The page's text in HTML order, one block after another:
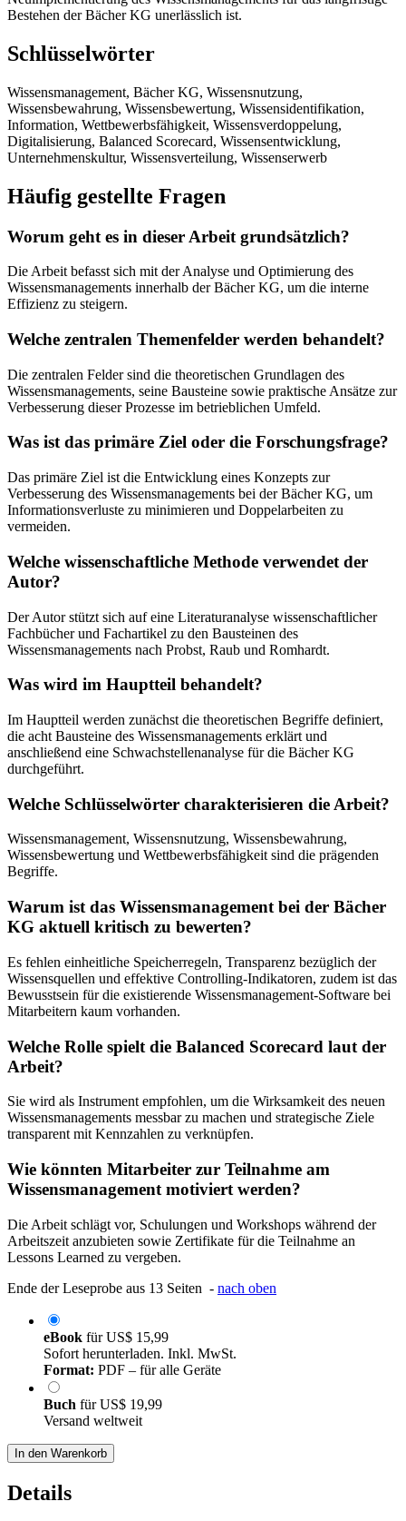
Bestehen der Bächer KG unerlässlich ist.
Schlüsselwörter
Wissensmanagement, Bächer KG, Wissensnutzung,
Wissensbewahrung, Wissensbewertung, Wissensidentifikation,
Information, Wettbewerbsfähigkeit, Wissensverdoppelung,
Digitalisierung, Balanced Scorecard, Wissensentwicklung,
Unternehmenskultur, Wissensverteilung, Wissenserwerb
Häufig gestellte Fragen
Worum geht es in dieser Arbeit grundsätzlich?
Die Arbeit befasst sich mit der Analyse und Optimierung des
Wissensmanagements innerhalb der Bächer KG, um die interne
Effizienz zu steigern.
Welche zentralen Themenfelder werden behandelt?
Die zentralen Felder sind die theoretischen Grundlagen des
Wissensmanagements, seine Bausteine sowie praktische Ansätze zur
Verbesserung dieser Prozesse im betrieblichen Umfeld.
Was ist das primäre Ziel oder die Forschungsfrage?
Das primäre Ziel ist die Entwicklung eines Konzepts zur
Verbesserung des Wissensmanagements bei der Bächer KG, um
Informationsverluste zu minimieren und Doppelarbeiten zu
vermeiden.
Welche wissenschaftliche Methode verwendet der
Autor?
Der Autor stützt sich auf eine Literaturanalyse wissenschaftlicher
Fachbücher und Fachartikel zu den Bausteinen des
Wissensmanagements nach Probst, Raub und Romhardt.
Was wird im Hauptteil behandelt?
Im Hauptteil werden zunächst die theoretischen Begriffe definiert,
die acht Bausteine des Wissensmanagements erklärt und
anschließend eine Schwachstellenanalyse für die Bächer KG
durchgeführt.
Welche Schlüsselwörter charakterisieren die Arbeit?
Wissensmanagement, Wissensnutzung, Wissensbewahrung,
Wissensbewertung und Wettbewerbsfähigkeit sind die prägenden
Begriffe.
Warum ist das Wissensmanagement bei der Bächer
KG aktuell kritisch zu bewerten?
Es fehlen einheitliche Speicherregeln, Transparenz bezüglich der
Wissensquellen und effektive Controlling-Indikatoren, zudem ist das
Bewusstsein für die existierende Wissensmanagement-Software bei
Mitarbeitern kaum vorhanden.
Welche Rolle spielt die Balanced Scorecard laut der
Arbeit?
Sie wird als Instrument empfohlen, um die Wirksamkeit des neuen
Wissensmanagements messbar zu machen und strategische Ziele
transparent mit Kennzahlen zu verknüpfen.
Wie könnten Mitarbeiter zur Teilnahme am
Wissensmanagement motiviert werden?
Die Arbeit schlägt vor, Schulungen und Workshops während der
Arbeitszeit anzubieten sowie Zertifikate für die Teilnahme an
Lessons Learned zu vergeben.
Ende der Leseprobe aus 13 Seiten - nach oben
eBook fürUS$ 15,99
Sofort herunterladen. Inkl. MwSt.
Format: PDF – für alle Geräte
Buch fürUS$ 19,99
Versand weltweit
In den Warenkorb
Details